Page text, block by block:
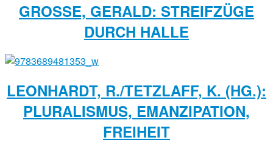
GROSSE, GERALD: STREIFZÜGE D
URCH HALLE
LEONHARDT, R./TETZLAFF, K. (HG.):
PLURALISMUS, EMANZIPATION,
FREIHEIT